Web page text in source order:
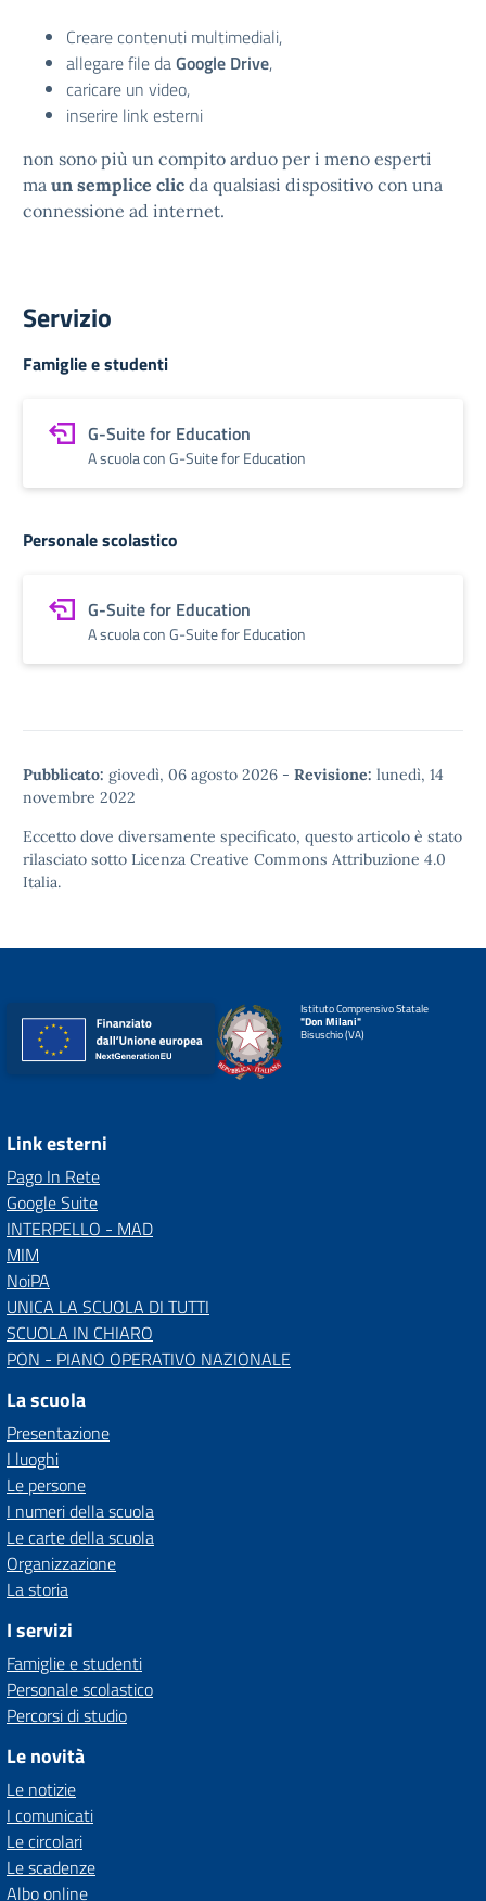
Creare contenuti multimediali,
allegare file daGoogle Drive,
caricare un video,
inserire link esterni
non sono più un compito arduo per i meno esperti
ma un semplice clic da qualsiasi dispositivo con una
connessione ad internet.
Servizio
Famiglie e studenti
G-Suite for Education
A scuola con G-Suite for Education
Personale scolastico
G-Suite for Education
A scuola con G-Suite for Education
Pubblicato: giovedì, 06 agosto 2026 - Revisione: lunedì, 14
novembre 2022
Eccetto dove diversamente specificato, questo articolo è stato
rilasciato sotto Licenza Creative Commons Attribuzione 4.0
Italia.
Istituto Comprensivo Statale
"Don Milani"
Bisuschio (VA)
Link esterni
Pago In Rete
Google Suite
INTERPELLO - MAD
MIM
NoiPA
UNICA LA SCUOLA DI TUTTI
SCUOLA IN CHIARO
PON - PIANO OPERATIVO NAZIONALE
La scuola
Presentazione
I luoghi
Le persone
I numeri della scuola
Le carte della scuola
Organizzazione
La storia
I servizi
Famiglie e studenti
Personale scolastico
Percorsi di studio
Le novità
Le notizie
I comunicati
Le circolari
Le scadenze
Albo online